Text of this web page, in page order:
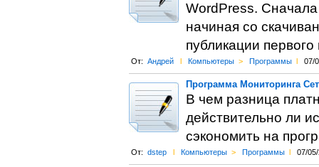
WordPress.
начиная со
публикации
От: Андрей l Компьютеры > Программы l 07/
Программа Мониторинга
В чем разница
действительно ли
сэкономить на
От: dstep l Компьютеры > Программы l 07/